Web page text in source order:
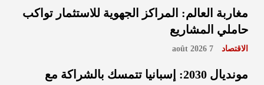
مغاربة العالم: المراكز الجهوية للاستثمار تواكب
حاملي المشاريع
الاقتصاد 7 août 2026
مونديال 2030: إسبانيا تتمسك بالشراكة مع